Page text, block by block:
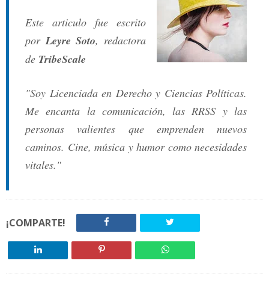
Este articulo fue escrito
porLeyre Soto, redactora
de TribeScale
"Soy Licenciada en Derecho y Ciencias Políticas.
Me encanta la comunicación, las RRSS y las
personas valientes que emprenden nuevos
caminos. Cine, música y humor como necesidades
vitales."
¡COMPARTE!